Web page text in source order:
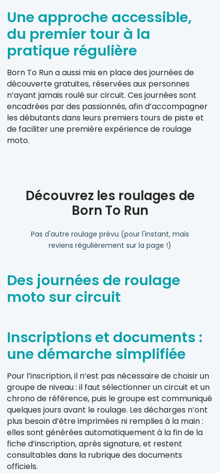
Une approche accessible,
du premier tour à la
pratique régulière
Born To Run a aussi mis en place des journées de
découverte gratuites, réservées aux personnes
n’ayant jamais roulé sur circuit. Ces journées sont
encadrées par des passionnés, afin d’accompagner
les débutants dans leurs premiers tours de piste et
de faciliter une première expérience de roulage
moto.
Découvrez les roulages de
Born To Run
Pas d'autre roulage prévu (pour l'instant, mais
reviens régulièrement sur la page !)
Des journées de roulage
moto sur circuit
Inscriptions et documents :
une démarche simplifiée
Pour l’inscription, il n’est pas nécessaire de choisir un
groupe de niveau : il faut sélectionner un circuit et un
chrono de référence, puis le groupe est communiqué
quelques jours avant le roulage. Les décharges n’ont
plus besoin d’être imprimées ni remplies à la main :
elles sont générées automatiquement à la fin de la
fiche d’inscription, après signature, et restent
consultables dans la rubrique des documents
officiels.